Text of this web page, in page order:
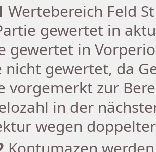
Wertebereich Feld
gewertet in
gewertet in
nicht gewertet, da
vorgemerkt zur
in der
wegen